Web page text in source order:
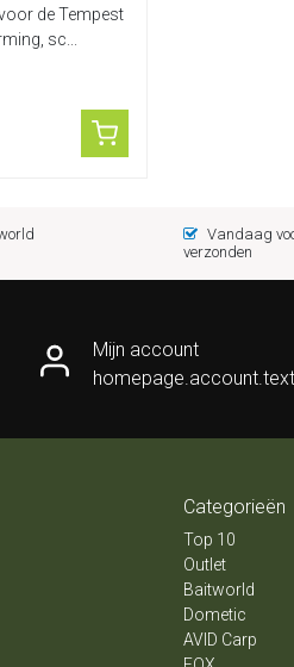
de Tempest
sc...
Vandaag
verzonden
Mijn account
homepage.account.text
Categorieën
Top 10
Outlet
Baitworld
Dometic
AVID Carp